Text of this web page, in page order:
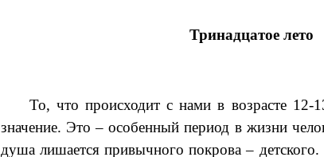
Тринадцатое лето
То, что происходит с нами в возрасте 12-
значение. Это – особенный период в жизни
душа лишается привычного покрова –